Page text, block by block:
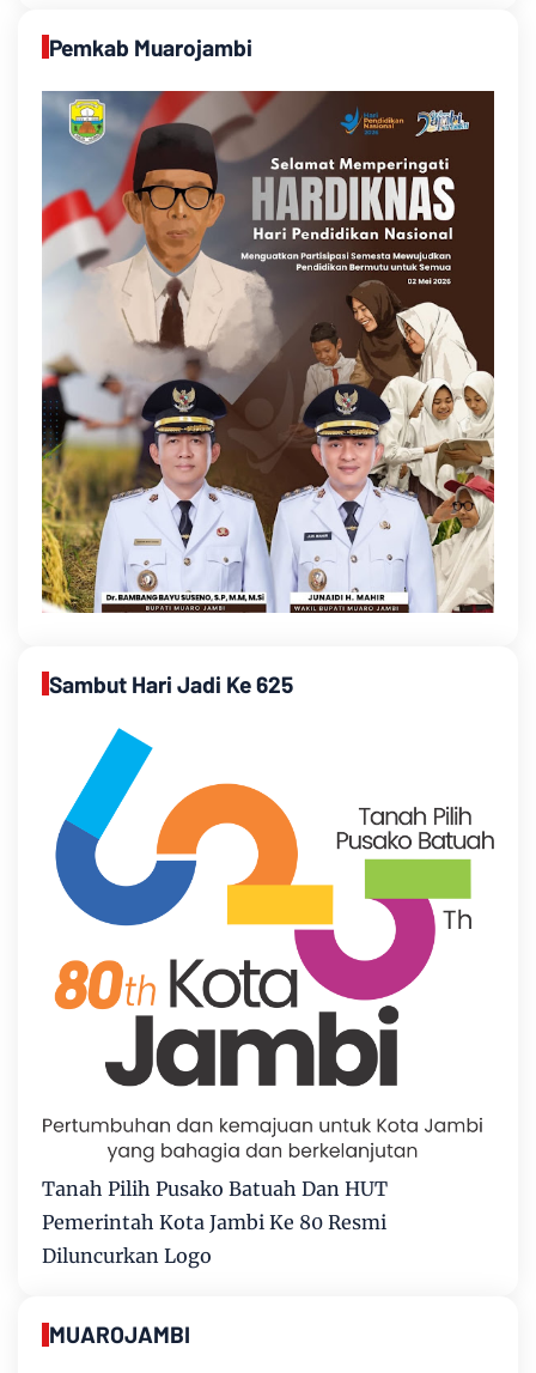
Pemkab Muarojambi
Sambut Hari Jadi Ke 625
Tanah Pilih Pusako Batuah Dan HUT
Pemerintah Kota Jambi Ke 80 Resmi
Diluncurkan Logo
MUAROJAMBI